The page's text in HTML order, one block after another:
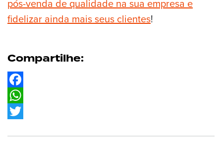
pós-venda de qualidade na sua empresa e
fidelizar ainda mais seus clientes!
Compartilhe:
Facebook
WhatsApp